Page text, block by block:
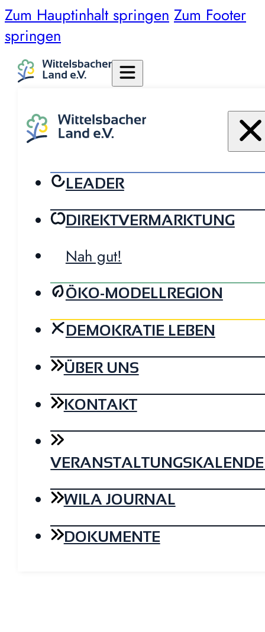
Zum Hauptinhalt springen Zum Footer
springen
LEADER
DIREKTVERMARKTUNG
Nah gut!
ÖKO-MODELLREGION
DEMOKRATIE LEBEN
ÜBER UNS
KONTAKT
WILA JOURNAL
DOKUMENTE